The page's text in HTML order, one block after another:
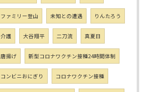
ファミリー登山 未知との遭遇 りんたろう
介護 大谷翔平 二刀流 真夏日
唐揚げ 新型コロナワクチン接種24時間体制
コンビニおにぎり コロナワクチン接種